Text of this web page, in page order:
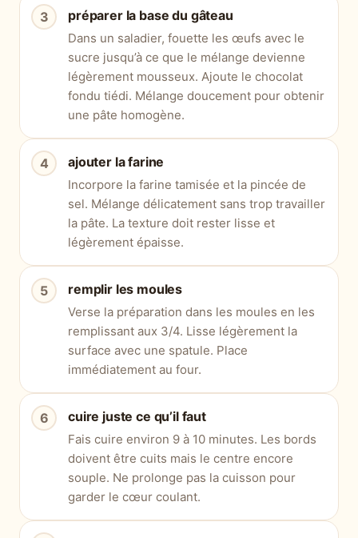
préparer la base du gâteau
Dans un saladier, fouette les œufs avec le
sucre jusqu’à ce que le mélange devienne
légèrement mousseux. Ajoute le chocolat
fondu tiédi. Mélange doucement pour obtenir
une pâte homogène.
ajouter la farine
Incorpore la farine tamisée et la pincée de
sel. Mélange délicatement sans trop travailler
la pâte. La texture doit rester lisse et
légèrement épaisse.
remplir les moules
Verse la préparation dans les moules en les
remplissant aux 3/4. Lisse légèrement la
surface avec une spatule. Place
immédiatement au four.
cuire juste ce qu’il faut
Fais cuire environ 9 à 10 minutes. Les bords
doivent être cuits mais le centre encore
souple. Ne prolonge pas la cuisson pour
garder le cœur coulant.